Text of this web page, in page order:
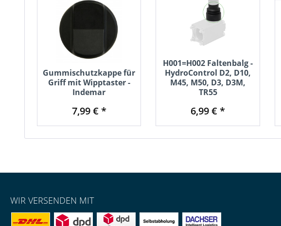
Gummischutzkappe für
Griff mit Wipptaster -
Indemar
7,99 € *
H001=H002 Faltenbalg -
HydroControl D2, D10,
M45, M50, D3, D3M,
TR55
6,99 € *
WIR VERSENDEN MIT